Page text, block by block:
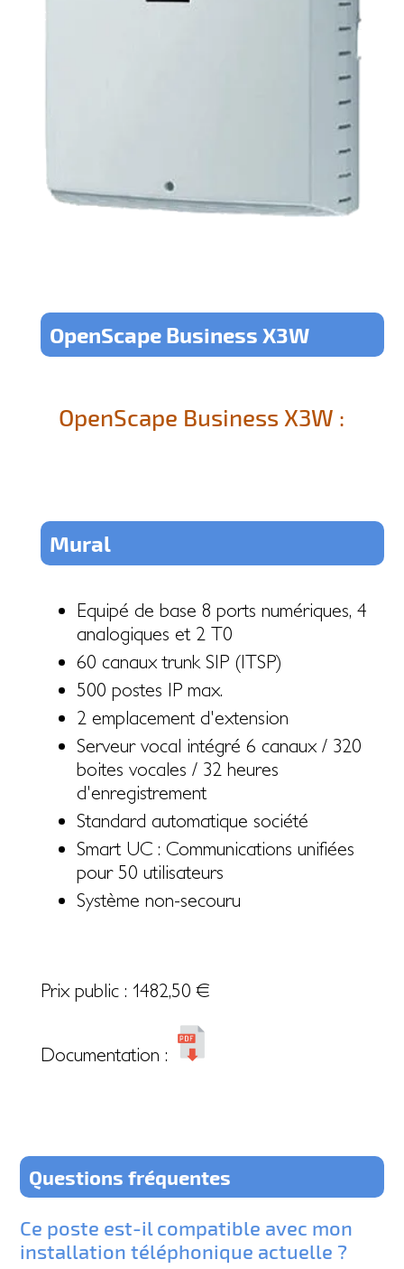
OpenScape Business X3W
OpenScape Business X3W :
Mural
Equipé de base 8 ports numériques, 4
analogiques et 2 T0
60 canaux trunk SIP (ITSP)
500 postes IP max.
2 emplacement d'extension
Serveur vocal intégré 6 canaux / 320
boites vocales / 32 heures
d'enregistrement
Standard automatique société
Smart UC : Communications unifiées
pour 50 utilisateurs
Système non-secouru
Prix public : 1482,50 €
Documentation :
Questions fréquentes
Ce poste est-il compatible avec mon
installation téléphonique actuelle ?